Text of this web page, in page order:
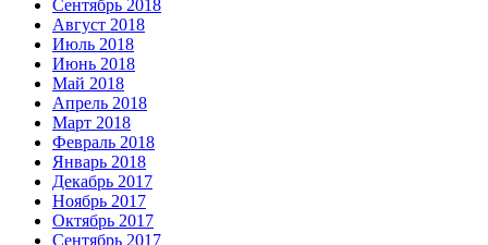
Сентябрь 2018
Август 2018
Июль 2018
Июнь 2018
Май 2018
Апрель 2018
Март 2018
Февраль 2018
Январь 2018
Декабрь 2017
Ноябрь 2017
Октябрь 2017
Сентябрь 2017